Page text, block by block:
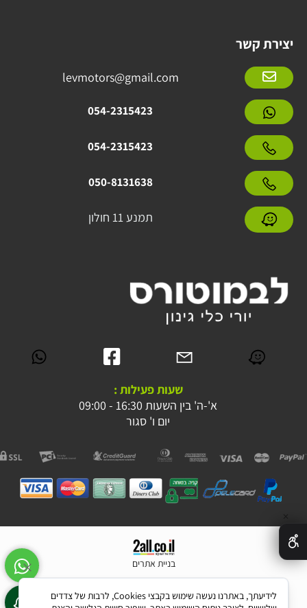
יצירת קשר
levmotors@gmail.com
054-2315423
054-2315423
050-8131638
תמנע 11 חולון
שעות פעילות :
א'-ה' בין השעות 16:30 - 09:00
יום ו' סגור
בניית אתרים
לידיעתך, באתרנו נעשה שימוש בקבצי Cookies, לרבות של צדדים